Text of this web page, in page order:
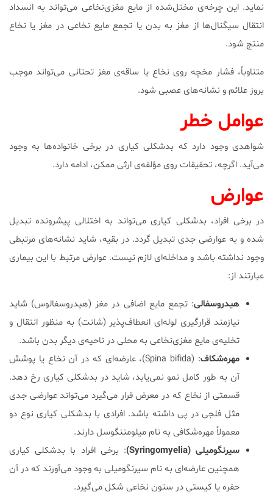
نماید. این چرخه‌ی مختل‌شده از مایع‌ مغزی‌نخاعی می‌تواند به انسداد
انتقال سیگنال‌ها از مغز به بدن یا تجمع مایع نخاعی در مغز یا نخاع
منتج شود.
متناوباً، فشار مخچه روی نخاع یا ساقه‌ی مغز تحتانی می‌تواند موجب
بروز علائم و نشانه‌های عصبی شود.
عوامل خطر
شواهدی وجود دارد که بدشکلی کیاری در برخی خانواده‌ها به وجود
می‌آید. اگرچه، تحقیقات روی مؤلفه‌ی ارثی ممکن، ادامه دارد.
عوارض
در برخی افراد، بدشکلی کیاری می‌تواند به اختلالی پیشرونده تبدیل
شده و به عوارضی جدی تبدیل گردد. در بقیه، شاید نشانه‌های مرتبطی
وجود نداشته باشد و مداخله‌ای لازم نیست. عوارض مرتبط با این بیماری
عبارتند از:
هیدروسفالی: تجمع مایع اضافی در مغز (هیدروسفالوس) شاید
نیازمند قرارگیری لوله‌ای انعطاف‌پذیر (شانت) به منظور انتقال و
تخلیه‌ی مایع مغزی‌نخاعی به محلی در ناحیه‌ی دیگر بدن باشد.
مهره‌شکاف
: (Spina bifida)، عارضه‌ای که در آن نخاع یا پوشش
آن به طور کامل نمو نمی‌یابد، شاید در بدشکلی کیاری رخ دهد.
قسمتی از نخاع که در معرض قرار می‌گیرد می‌تواند عوارضی جدی
مثل فلجی در پی داشته باشد. افرادی با بدشکلی کیاری نوع دو
معمولاً مهره‌شکافی به نام میلومننگوسل دارند.
سیرنگومیلی (Syringomyelia)
: برخی افراد با بدشکلی کیاری
همچنین عارضه‌ای به نام سیرنگومیلی به وجود می‌آورند که در آن
حفره یا کیستی در ستون نخاعی شکل می‌گیرد.